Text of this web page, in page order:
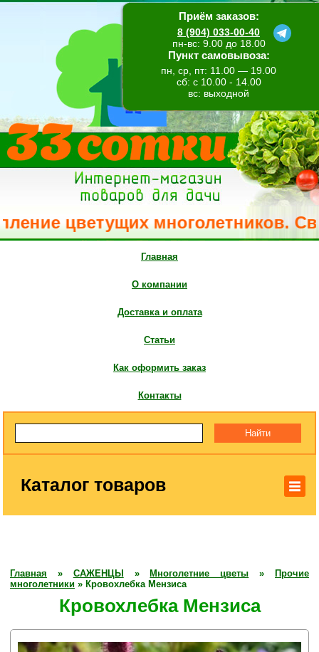
Приём заказов:
8 (904) 033-00-40
пн-вс: 9.00 до 18.00
Пункт самовывоза:
пн, ср, пт: 11.00 — 19.00
сб: с 10.00 - 14.00
вс: выходной
цветущих многолетников.
Главная
О компании
Доставка и оплата
Статьи
Как оформить заказ
Контакты
Каталог товаров
Главная » САЖЕНЦЫ » Многолетние цветы »
Прочие
многолетники » Кровохлебка Мензиса
Кровохлебка Мензиса